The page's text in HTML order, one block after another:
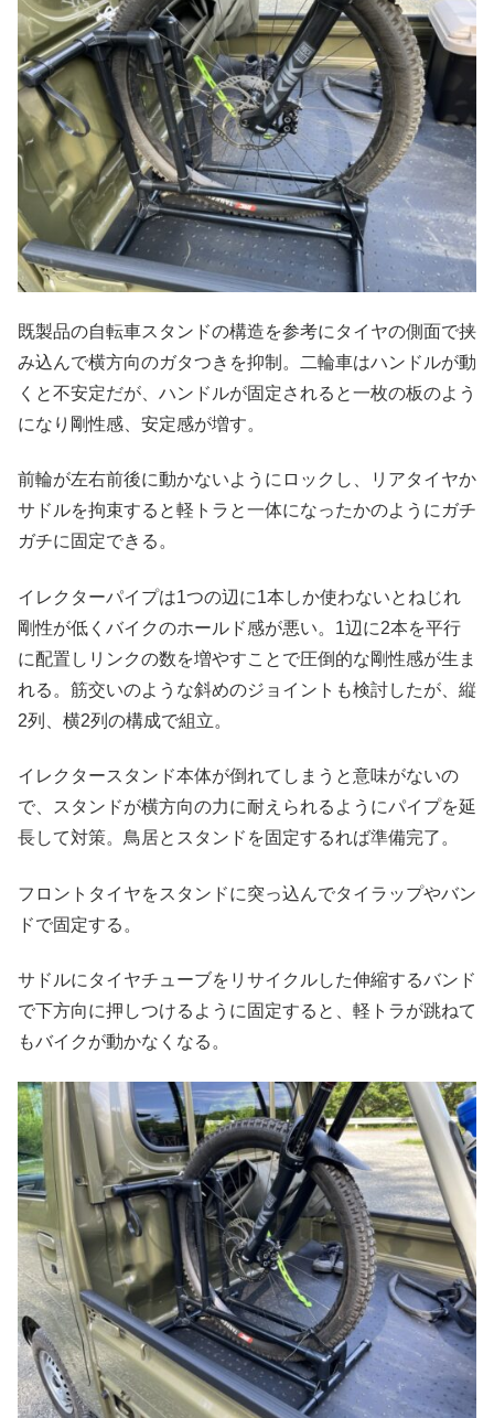
既製品の自転車スタンドの構造を参考にタイヤの側面で挟
み込んで横方向のガタつきを抑制。二輪車はハンドルが動
くと不安定だが、ハンドルが固定されると一枚の板のよう
になり剛性感、安定感が増す。
前輪が左右前後に動かないようにロックし、リアタイヤか
サドルを拘束すると軽トラと一体になったかのようにガチ
ガチに固定できる。
イレクターパイプは1つの辺に1本しか使わないとねじれ
剛性が低くバイクのホールド感が悪い。1辺に2本を平行
に配置しリンクの数を増やすことで圧倒的な剛性感が生ま
れる。筋交いのような斜めのジョイントも検討したが、縦
2列、横2列の構成で組立。
イレクタースタンド本体が倒れてしまうと意味がないの
で、スタンドが横方向の力に耐えられるようにパイプを延
長して対策。鳥居とスタンドを固定するれば準備完了。
フロントタイヤをスタンドに突っ込んでタイラップやバン
ドで固定する。
サドルにタイヤチューブをリサイクルした伸縮するバンド
で下方向に押しつけるように固定すると、軽トラが跳ねて
もバイクが動かなくなる。